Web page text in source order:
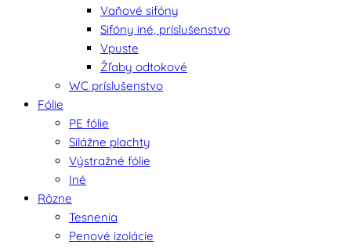
Vaňové sifóny
Sifóny iné, príslušenstvo
Vpuste
Žľaby odtokové
WC príslušenstvo
Fólie
PE fólie
Silážne plachty
Výstražné fólie
Iné
Rôzne
Tesnenia
Penové izolácie